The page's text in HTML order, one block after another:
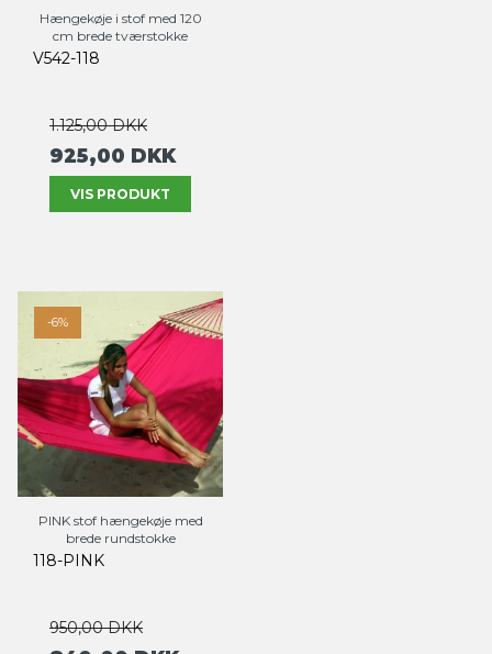
Hængekøje i stof med 120
cm brede tværstokke
V542-118
1.125,00 DKK
925,00 DKK
VIS PRODUKT
-6%
PINK stof hængekøje med
brede rundstokke
118-PINK
950,00 DKK